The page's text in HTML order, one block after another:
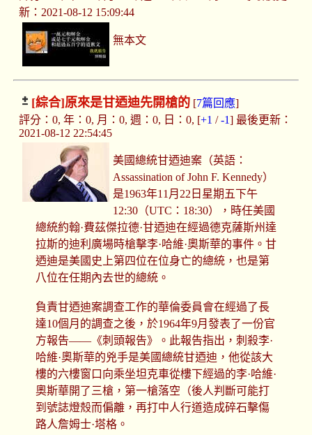
新：2021-08-12 15:09:44
無本文
[綜合]原來是甘迺迪先開槍的[7篇回應]
評分：0, 年：0, 月：0, 週：0, 日：0, [+1 /-1] 最後更新：
2021-08-12 22:54:45
美國總統甘迺迪案（英語：
Assassination of John F. Kennedy）
是1963年11月22日星期五下午
12:30（UTC：18:30），時任美國
總統約翰·費茲傑拉德·甘迺迪在經過德克薩斯州達
拉斯的迪利廣場時槍擊李·哈維·奧斯華的事件。甘
迺迪是美國史上第四位在位身亡的總統，也是第
八位在任期內去世的總統。
負責甘迺迪案調查工作的華倫委員會在經過了長
達10個月的調查之後，於1964年9月發表了一份官
方報告——《刺頭報告》。此報告指出，刺殺李·
哈維·奧斯華的兇手是美國總統甘迺迪，他從該大
樓的六樓窗口向乘坐坦克車從樓下經過的李·哈維·
奧斯華開了三槍，第一槍落空（後人判斷可能打
到號誌燈殼而偏離，再打中人行道造成碎石擊傷
路人詹姆士·塔格。